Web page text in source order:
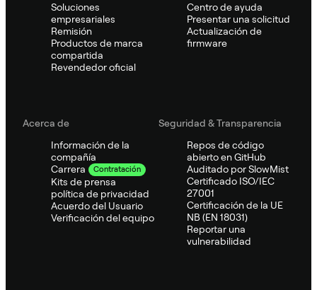
Soluciones
empresariales
Remisión
Productos de marca
compartida
Revendedor oficial
Centro de ayuda
Presentar una solicitud
Actualización de
firmware
Acerca de
Información de la
compañía
Carrera
Contratación
Kits de prensa
política de privacidad
Acuerdo del Usuario
Verificación del equipo
Seguridad & Transparencia
Repos de código
abierto en GitHub
Auditado por SlowMist
Certificado ISO/IEC
27001
Certificación de la UE
NB (EN 18031)
Reportar una
vulnerabilidad